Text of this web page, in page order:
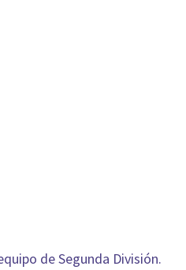
de Segunda División.